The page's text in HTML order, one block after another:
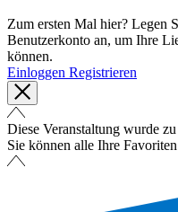
Zum ersten Mal hier? Legen
Benutzerkonto an, um Ihre
können.
Einloggen Registrieren
Diese Veranstaltung wurde
Sie können alle Ihre